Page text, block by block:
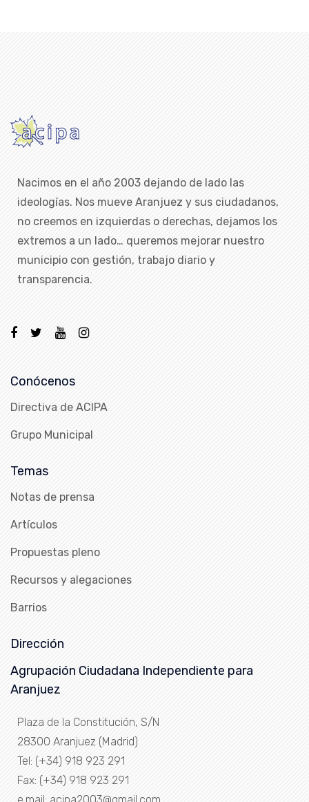
Nacimos en el año 2003 dejando de lado las
ideologías. Nos mueve Aranjuez y sus ciudadanos,
no creemos en izquierdas o derechas, dejamos los
extremos a un lado… queremos mejorar nuestro
municipio con gestión, trabajo diario y
transparencia.
Conócenos
Directiva de ACIPA
Grupo Municipal
Temas
Notas de prensa
Artículos
Propuestas pleno
Recursos y alegaciones
Barrios
Dirección
Agrupación Ciudadana Independiente para
Aranjuez
Plaza de la Constitución, S/N
28300 Aranjuez (Madrid)
Tel: (+34) 918 923 291
Fax: (+34) 918 923 291